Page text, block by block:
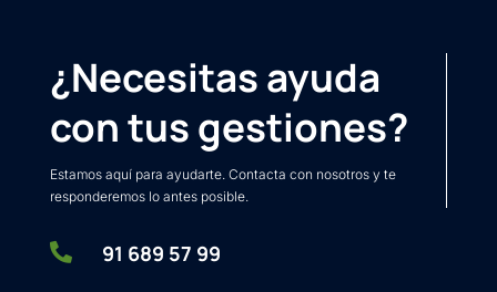
¿Necesitas ayuda
con tus gestiones?
Estamos aquí para ayudarte. Contacta con nosotros y te
responderemos lo antes posible.
 91 689 57 99